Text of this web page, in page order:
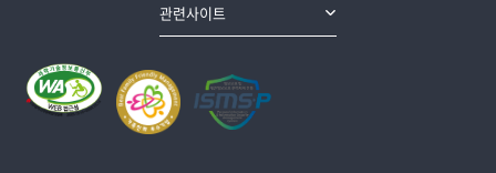
관련사이트